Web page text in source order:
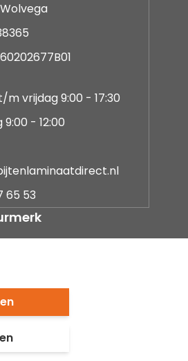
m vrijdag 9:00 - 17:30
- 12:00
65 53